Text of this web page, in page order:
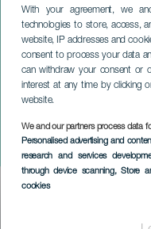
With your agreement, we
technologies to store, access,
website, IP addresses and
consent to process your data
can withdraw your consent or
interest at any time by clicking
website.
We and our partners process data
Personalised advertising and
research and services
through device scanning, Store
cookies
LA PALMA
Imagen